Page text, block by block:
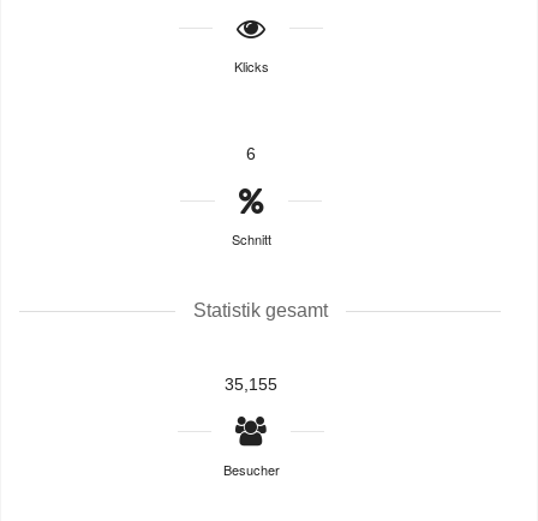
Klicks
6
Schnitt
Statistik gesamt
35,155
Besucher